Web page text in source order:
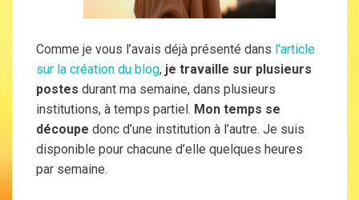
Comme je vous l’avais déjà présenté dans l’article
sur la création du blog, je travaille sur plusieurs
postes durant ma semaine, dans plusieurs
institutions, à temps partiel. Mon temps se
découpe donc d’une institution à l’autre. Je suis
disponible pour chacune d’elle quelques heures
par semaine.